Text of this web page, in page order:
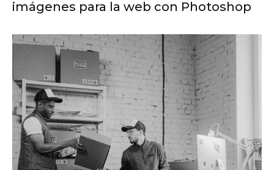
imágenes para la web con Photoshop